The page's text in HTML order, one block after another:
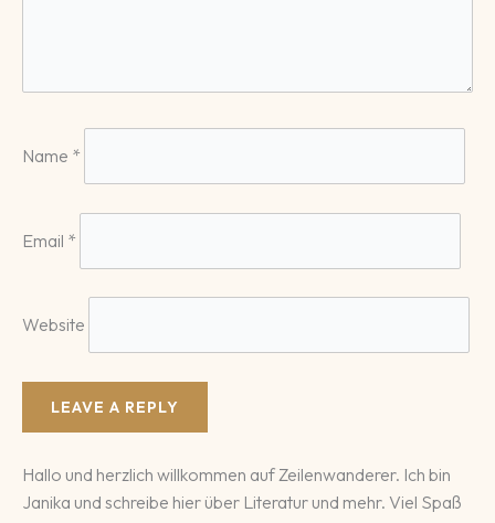
Name *
Email *
Website
Hallo und herzlich willkommen auf Zeilenwanderer. Ich bin
Janika und schreibe hier über Literatur und mehr. Viel Spaß